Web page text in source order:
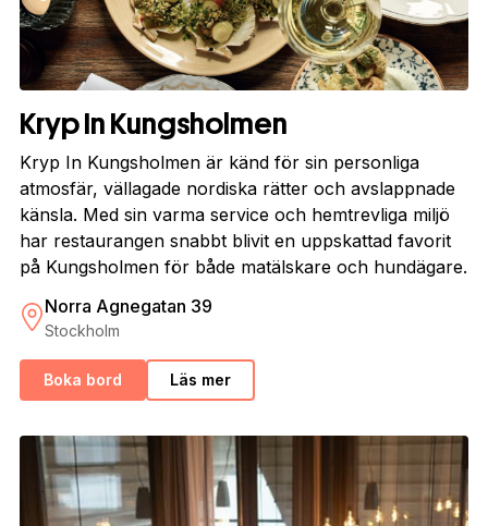
Kryp In Kungsholmen
Kryp In Kungsholmen är känd för sin personliga
atmosfär, vällagade nordiska rätter och avslappnade
känsla. Med sin varma service och hemtrevliga miljö
har restaurangen snabbt blivit en uppskattad favorit
på Kungsholmen för både matälskare och hundägare.
Norra Agnegatan 39
Stockholm
Boka bord Läs mer